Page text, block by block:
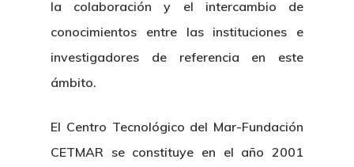
la colaboración y el intercambio de
conocimientos entre las instituciones e
investigadores de referencia en este
ámbito.
El Centro Tecnológico del Mar-Fundación
CETMAR se constituye en el año 2001